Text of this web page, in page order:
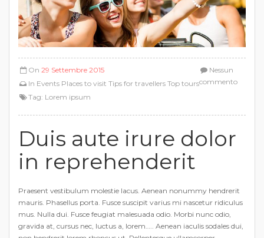
On 29 Settembre 2015
In Events Places to visit Tips for travellers Top tours
Tag: Lorem ipsum
Nessun
commento
Duis aute irure dolor
in reprehenderit
Praesent vestibulum molestie lacus. Aenean nonummy hendrerit
mauris. Phasellus porta. Fusce suscipit varius mi nascetur ridiculus
mus. Nulla dui. Fusce feugiat malesuada odio. Morbi nunc odio,
gravida at, cursus nec, luctus a, lorem….. Aenean iaculis sodales dui,